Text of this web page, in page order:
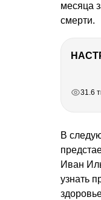
месяца
смерти.
31.6
В
Иван
узнать